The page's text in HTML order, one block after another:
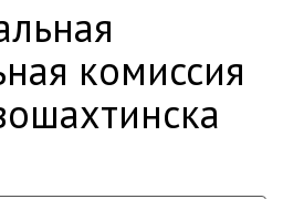
комиссия